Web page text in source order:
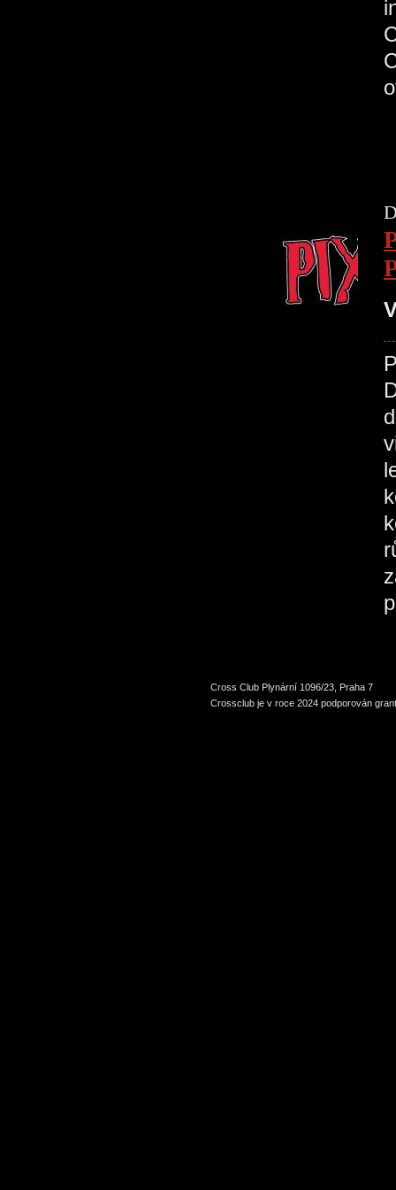
Cross Club Plynární 1096/23, Praha 7
Crossclub je v roce 2024 podporován